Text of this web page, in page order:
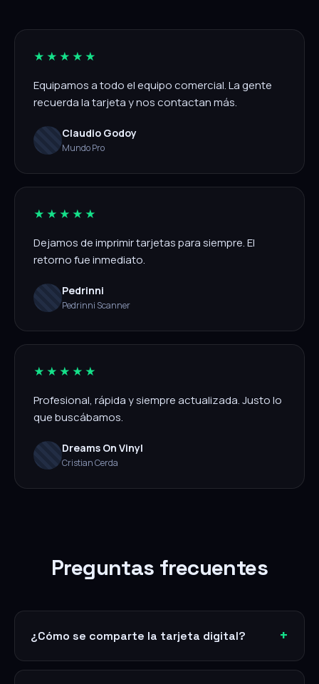
★★★★★
Equipamos a todo el equipo comercial. La gente
recuerda la tarjeta y nos contactan más.
Claudio Godoy
Mundo Pro
★★★★★
Dejamos de imprimir tarjetas para siempre. El
retorno fue inmediato.
Pedrinni
Pedrinni Scanner
★★★★★
Profesional, rápida y siempre actualizada. Justo lo
que buscábamos.
Dreams On Vinyl
Cristian Cerda
Preguntas frecuentes
¿Cómo se comparte la tarjeta digital?